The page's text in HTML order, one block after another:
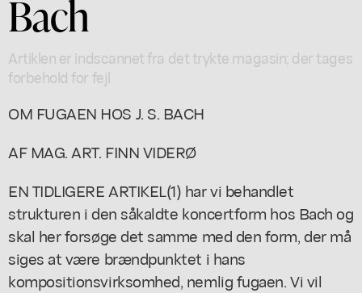
Bach
Artiklen er indscannet fra det trykte magasin; der tages
forbehold for fejl
OM FUGAEN HOS J. S. BACH
AF MAG. ART. FINN VIDERØ
EN TIDLIGERE ARTIKEL(1) har vi behandlet
strukturen i den såkaldte koncertform hos Bach og
skal her forsøge det samme med den form, der må
siges at være brændpunktet i hans
kompositionsvirksomhed, nemlig fugaen. Vi vil